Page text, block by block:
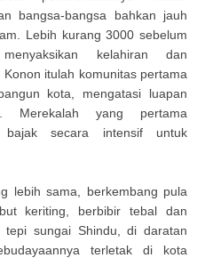
bangsa-bangsa bahkan jauh
Lebih kurang 3000 sebelum
kelahiran dan
itulah komunitas pertama
kota, mengatasi luapan
Merekalah yang pertama
bajak secara intensif untuk
lebih sama, berkembang pula
keriting, berbibir tebal dan
sungai Shindu, di daratan
terletak di kota